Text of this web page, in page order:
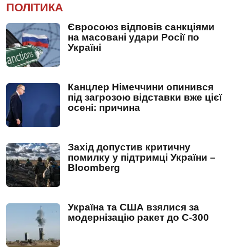
ПОЛІТИКА
Євросоюз відповів санкціями
на масовані удари Росії по
Україні
Канцлер Німеччини опинився
під загрозою відставки вже цієї
осені: причина
Захід допустив критичну
помилку у підтримці України –
Bloomberg
Україна та США взялися за
модернізацію ракет до С-300